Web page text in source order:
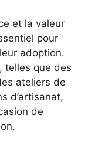
et la valeur
pour
adoption.
telles que des
ateliers de
d’artisanat,
de